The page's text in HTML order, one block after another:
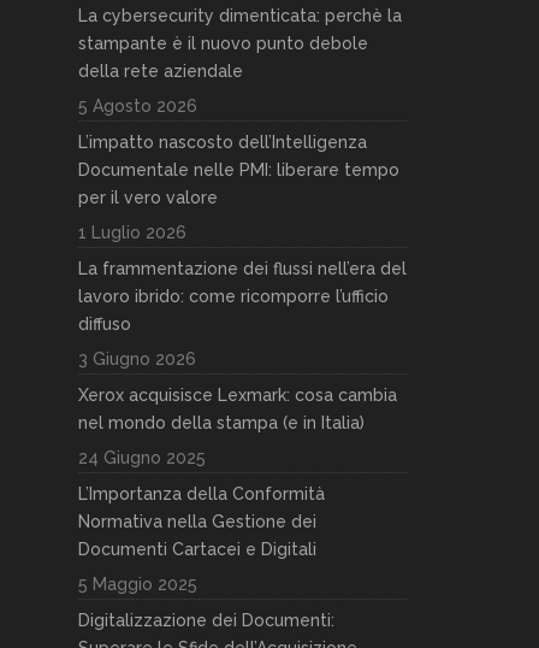
La cybersecurity dimenticata: perchè la
stampante è il nuovo punto debole
della rete aziendale
5 Agosto 2026
L’impatto nascosto dell’Intelligenza
Documentale nelle PMI: liberare tempo
per il vero valore
1 Luglio 2026
La frammentazione dei flussi nell’era del
lavoro ibrido: come ricomporre l’ufficio
diffuso
3 Giugno 2026
Xerox acquisisce Lexmark: cosa cambia
nel mondo della stampa (e in Italia)
24 Giugno 2025
L’Importanza della Conformità
Normativa nella Gestione dei
Documenti Cartacei e Digitali
5 Maggio 2025
Digitalizzazione dei Documenti: